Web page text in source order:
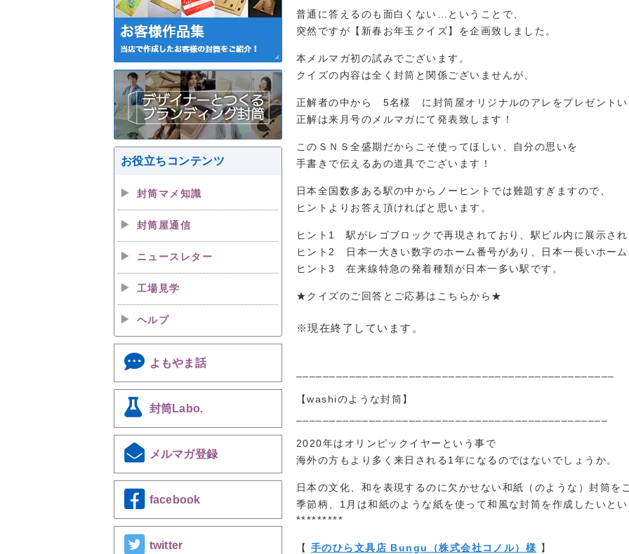
普通に答えるのも面白くない…ということで、
突然ですが【新春お年玉クイズ】を企画致しました。
本メルマガ初の試みでございます。
クイズの内容は全く封筒と関係ございませんが、
正解者の中から 5名様 に封筒屋オリジナルのアレをプレゼントい
正解は来月号のメルマガにて発表致します！
このＳＮＳ全盛期だからこそ使ってほしい、自分の思いを
手書きで伝えるあの道具でございます！
日本全国数多ある駅の中からノーヒントでは難題すぎますので、
ヒントよりお答え頂ければと思います。
ヒント1 駅がレゴブロックで再現されており、駅ビル内に展示され
ヒント2 日本一大きい数字のホーム番号があり、日本一長いホーム
ヒント3 在来線特急の発着種類が日本一多い駅です。
★クイズのご回答とご応募はこちらから★
※現在終了しています。
【washiのような封筒】
2020年はオリンピックイヤーという事で
海外の方もより多く来日される1年になるのではないでしょうか。
日本の文化、和を表現するのに欠かせない和紙（のような）封筒を
季節柄、1月は和紙のような紙を使って和風な封筒を作成したいと
*********
【 手のひら文具店 Bungu（株式会社コノル）様 】
お役立ちコンテンツ
封筒マメ知識
封筒屋通信
ニュースレター
工場見学
ヘルプ
よもやま話
封筒Labo.
メルマガ登録
facebook
twitter